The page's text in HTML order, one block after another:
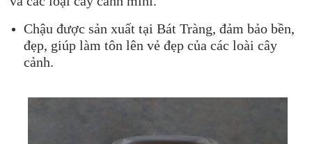
Chậu được sản xuất tại Bát Tràng, đảm bảo bền,
đẹp, giúp làm tôn lên vẻ đẹp của các loài cây
cảnh.